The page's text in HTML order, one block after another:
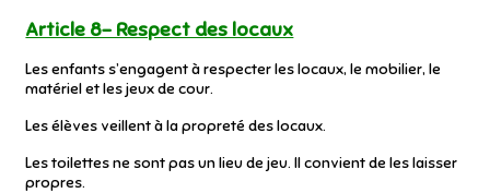
Article 8- Respect des locaux
Les enfants s’engagent à respecter les locaux, le mobilier, le
matériel et les jeux de cour.
Les élèves veillent à la propreté des locaux.
Les toilettes ne sont pas un lieu de jeu. Il convient de les laisser
propres.